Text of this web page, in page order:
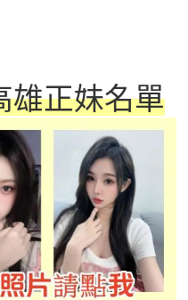
雄正妹名單